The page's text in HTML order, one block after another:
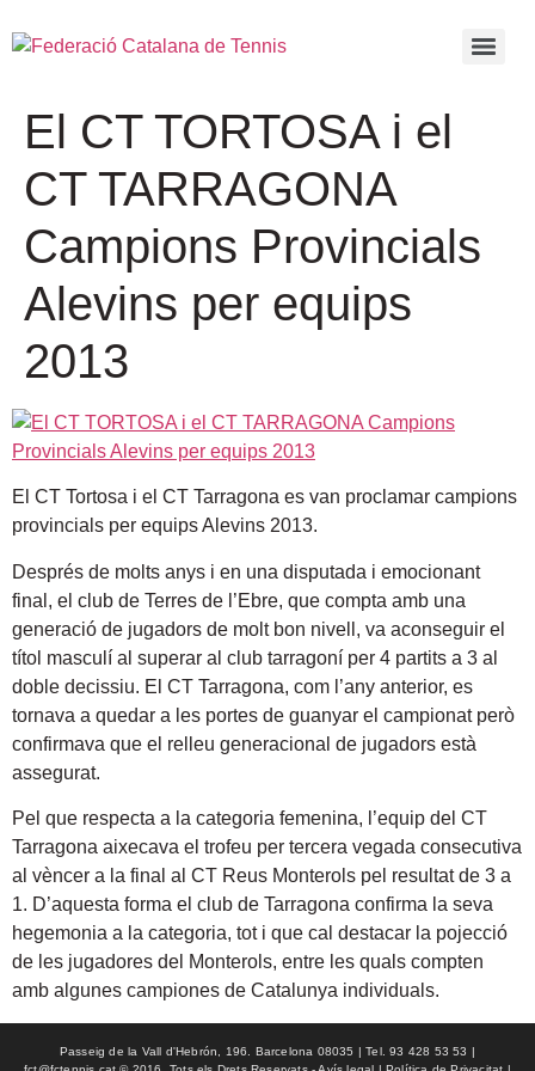
El CT TORTOSA i el
CT TARRAGONA
Campions Provincials
Alevins per equips
2013
El CT Tortosa i el CT Tarragona es van proclamar campions
provincials per equips Alevins 2013.
Després de molts anys i en una disputada i emocionant
final, el club de Terres de l’Ebre, que compta amb una
generació de jugadors de molt bon nivell, va aconseguir el
títol masculí al superar al club tarragoní per 4 partits a 3 al
doble decissiu. El CT Tarragona, com l’any anterior, es
tornava a quedar a les portes de guanyar el campionat però
confirmava que el relleu generacional de jugadors està
assegurat.
Pel que respecta a la categoria femenina, l’equip del CT
Tarragona aixecava el trofeu per tercera vegada consecutiva
al vèncer a la final al CT Reus Monterols pel resultat de 3 a
1. D’aquesta forma el club de Tarragona confirma la seva
hegemonia a la categoria, tot i que cal destacar la pojecció
de les jugadores del Monterols, entre les quals compten
amb algunes campiones de Catalunya individuals.
Passeig de la Vall d'Hebrón, 196. Barcelona 08035 | Tel. 93 428 53 53 |